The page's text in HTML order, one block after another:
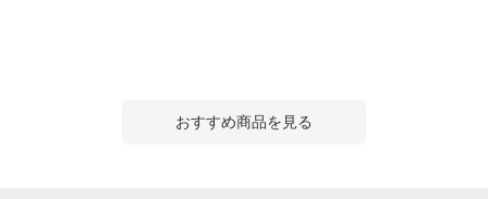
おすすめ商品を見る